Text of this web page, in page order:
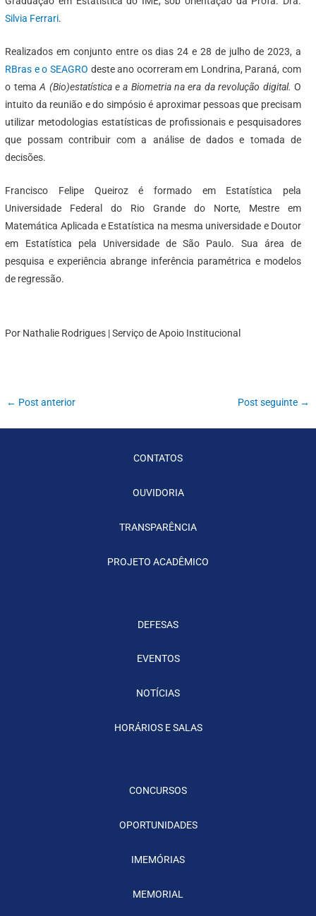
Silvia Ferrari.
Realizados em conjunto entre os dias 24 e 28 de julho de 2023, a
RBras e o SEAGRO deste ano ocorreram em Londrina, Paraná, com
o temaA (Bio)estatística e a Biometria na era da revolução digital. O
intuito da reunião e do simpósio é aproximar pessoas que precisam
utilizar metodologias estatísticas de profissionais e pesquisadores
que possam contribuir com a análise de dados e tomada de
decisões.
Francisco Felipe Queiroz é formado em Estatística pela
Universidade Federal do Rio Grande do Norte, Mestre em
Matemática Aplicada e Estatística na mesma universidade e Doutor
em Estatística pela Universidade de São Paulo. Sua área de
pesquisa e experiência abrange inferência paramétrica e modelos
de regressão.
Por Nathalie Rodrigues | Serviço de Apoio Institucional
← Post anterior Post seguinte →
CONTATOS
OUVIDORIA
TRANSPARÊNCIA
PROJETO ACADÊMICO
DEFESAS
EVENTOS
NOTÍCIAS
HORÁRIOS E SALAS
CONCURSOS
OPORTUNIDADES
IMEMÓRIAS
MEMORIAL